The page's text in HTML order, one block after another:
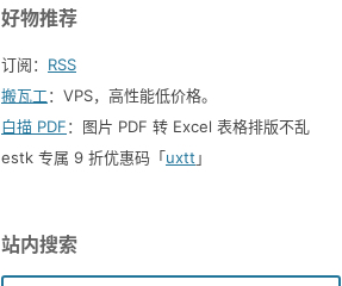
好物推荐
订阅： RSS
搬瓦工：VPS，高性能低价格。️
白描 PDF：图片 PDF 转 Excel 表格排版不乱
estk 专属 9 折优惠码「uxtt 」
站内搜索